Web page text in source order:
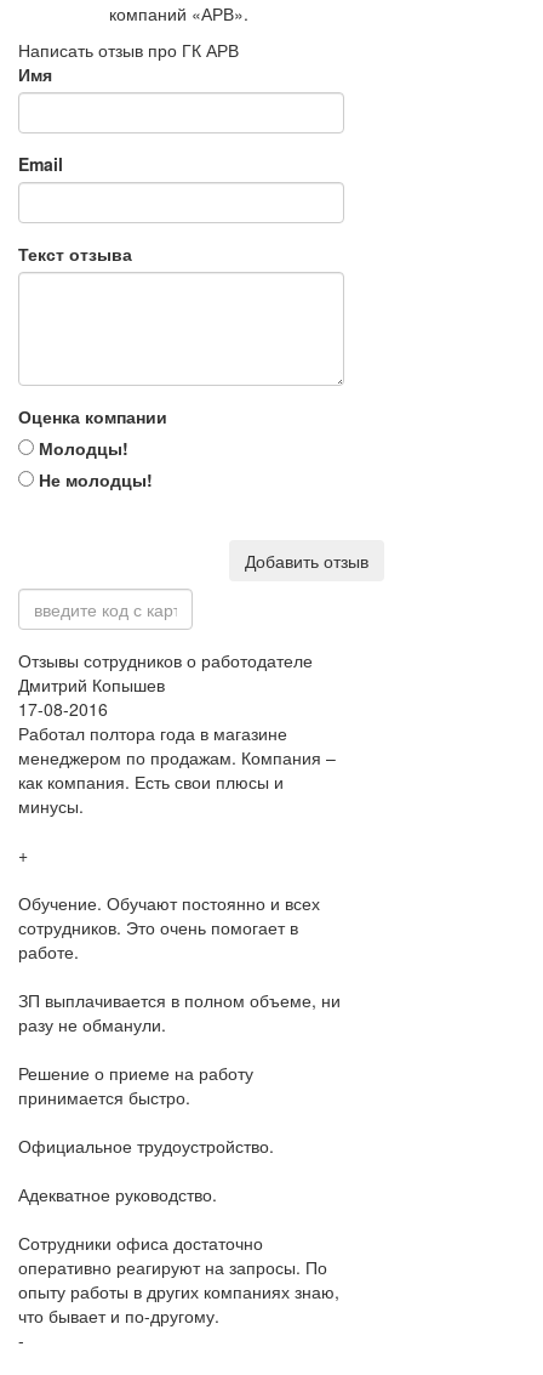
компаний «АРВ».
Написать отзыв про ГК АРВ
Имя
Email
Текст отзыва
Оценка компании
Молодцы!
Не молодцы!
Добавить отзыв
Отзывы сотрудников о работодателе
Дмитрий Копышев
17-08-2016
Работал полтора года в магазине
менеджером по продажам. Компания –
как компания. Есть свои плюсы и
минусы.
+
Обучение. Обучают постоянно и всех
сотрудников. Это очень помогает в
работе.
ЗП выплачивается в полном объеме, ни
разу не обманули.
Решение о приеме на работу
принимается быстро.
Официальное трудоустройство.
Адекватное руководство.
Сотрудники офиса достаточно
оперативно реагируют на запросы. По
опыту работы в других компаниях знаю,
что бывает и по-другому.
-